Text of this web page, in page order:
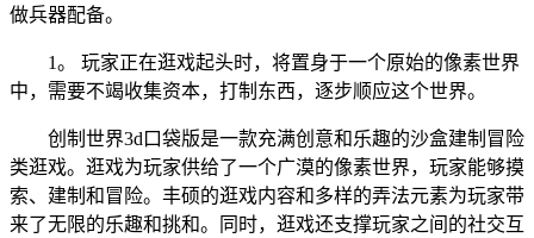
做兵器配备。
1。 玩家正在逛戏起头时，将置身于一个原始的像素世界
中，需要不竭收集资本，打制东西，逐步顺应这个世界。
创制世界3d口袋版是一款充满创意和乐趣的沙盒建制冒险
类逛戏。逛戏为玩家供给了一个广漠的像素世界，玩家能够摸
索、建制和冒险。丰硕的逛戏内容和多样的弄法元素为玩家带
来了无限的乐趣和挑和。同时，逛戏还支撑玩家之间的社交互